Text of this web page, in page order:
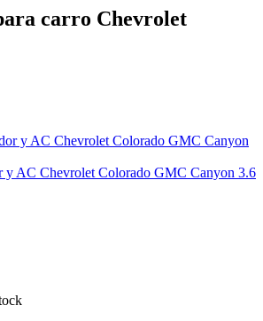
carro Chevrolet
y AC Chevrolet Colorado GMC Canyon 3.6